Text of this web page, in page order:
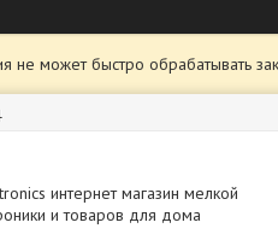
не может быстро обрабатывать
интернет магазин мелкой
и товаров для дома